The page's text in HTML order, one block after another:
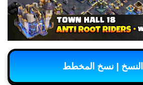
| نسخ المخطط